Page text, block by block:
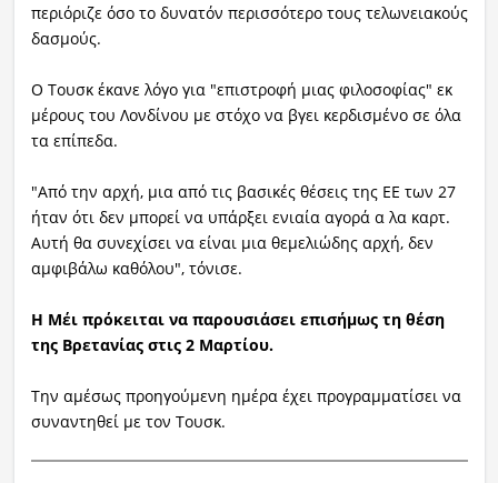
περιόριζε όσο το δυνατόν περισσότερο τους τελωνειακούς
δασμούς.
Ο Τουσκ έκανε λόγο για "επιστροφή μιας φιλοσοφίας" εκ
μέρους του Λονδίνου με στόχο να βγει κερδισμένο σε όλα
τα επίπεδα.
"Από την αρχή, μια από τις βασικές θέσεις της ΕΕ των 27
ήταν ότι δεν μπορεί να υπάρξει ενιαία αγορά α λα καρτ.
Αυτή θα συνεχίσει να είναι μια θεμελιώδης αρχή, δεν
αμφιβάλω καθόλου", τόνισε.
Η Μέι πρόκειται να παρουσιάσει επισήμως τη θέση
της Βρετανίας στις 2 Μαρτίου.
Την αμέσως προηγούμενη ημέρα έχει προγραμματίσει να
συναντηθεί με τον Τουσκ.